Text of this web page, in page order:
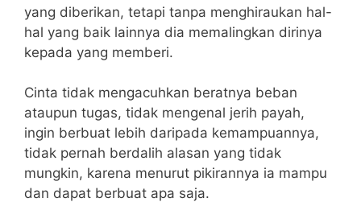
yang diberikan, tetapi tanpa menghiraukan hal-
hal yang baik lainnya dia memalingkan dirinya
kepada yang memberi.
Cinta tidak mengacuhkan beratnya beban
ataupun tugas, tidak mengenal jerih payah,
ingin berbuat lebih daripada kemampuannya,
tidak pernah berdalih alasan yang tidak
mungkin, karena menurut pikirannya ia mampu
dan dapat berbuat apa saja.